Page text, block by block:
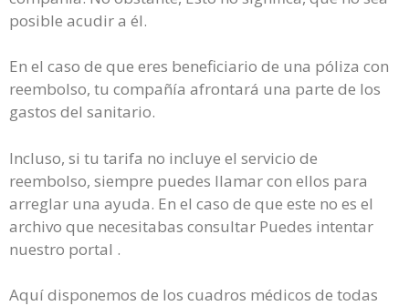
posible acudir a él.
En el caso de que eres beneficiario de una póliza con
reembolso, tu compañía afrontará una parte de los
gastos del sanitario.
Incluso, si tu tarifa no incluye el servicio de
reembolso, siempre puedes llamar con ellos para
arreglar una ayuda. En el caso de que este no es el
archivo que necesitabas consultar Puedes intentar
nuestro portal .
Aquí disponemos de los cuadros médicos de todas